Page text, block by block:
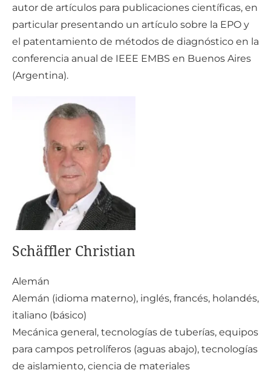
autor de artículos para publicaciones científicas, en
particular presentando un artículo sobre la EPO y
el patentamiento de métodos de diagnóstico en la
conferencia anual de IEEE EMBS en Buenos Aires
(Argentina).
Schäffler Christian
Alemán
Alemán (idioma materno), inglés, francés, holandés,
italiano (básico)
Mecánica general, tecnologías de tuberías, equipos
para campos petrolíferos (aguas abajo), tecnologías
de aislamiento, ciencia de materiales